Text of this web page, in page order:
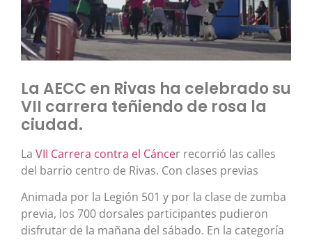
La AECC en Rivas ha celebrado su
VII carrera teñiendo de rosa la
ciudad.
La VII Carrera contra el Cáncer recorrió las calles
del barrio centro de Rivas. Con clases previas
Animada por la Legión 501 y por la clase de zumba
previa, los 700 dorsales participantes pudieron
disfrutar de la mañana del sábado. En la categoría